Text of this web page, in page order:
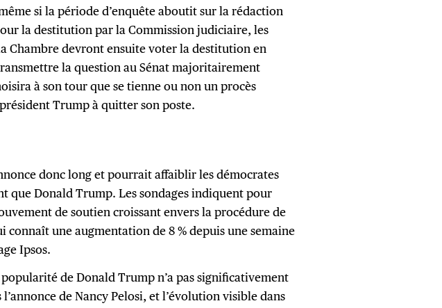
si la période d’enquête aboutit sur la rédaction
la destitution par la Commission judiciaire, les
Chambre devront ensuite voter la destitution en
la question au Sénat majoritairement
à son tour que se tienne ou non un procès
Trump à quitter son poste.
donc long et pourrait affaiblir les démocrates
que Donald Trump. Les sondages indiquent pour
de soutien croissant envers la procédure de
connaît une augmentation de 8 % depuis une semaine
Ipsos.
de Donald Trump n’a pas significativement
l’annonce de Nancy Pelosi, et l’évolution visible dans